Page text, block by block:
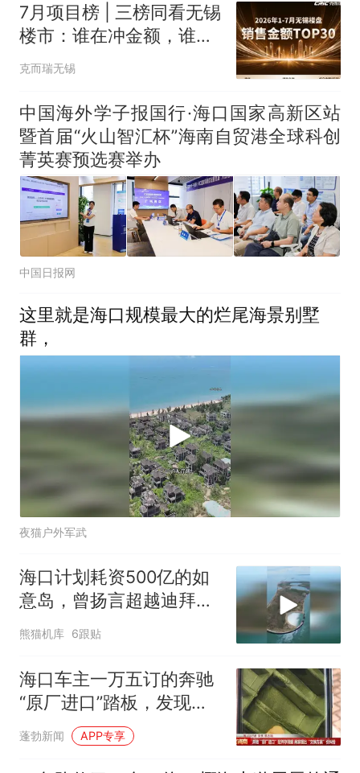
7月项目榜 | 三榜同看无锡
楼市：谁在冲金额，谁在
拼套数？
克而瑞无锡
中国海外学子报国行·海口国家高新区站
暨首届“火山智汇杯”海南自贸港全球科创
菁英赛预选赛举办
中国日报网
这里就是海口规模最大的烂尾海景别墅
群，
夜猫户外军武
海口计划耗资500亿的如
意岛，曾扬言超越迪拜，
现令人唏嘘不已道
熊猫机库 6跟贴
海口车主一万五订的奔驰
“原厂进口”踏板，发现瑕
疵不让退；4S店抛来“交
换方案”：接受瑕疵就免费
蓬勃新闻 APP专享